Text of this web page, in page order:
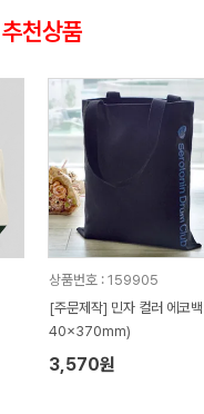
추천상품
상품번호 : 159905
[주문제작] 민자 컬러 에코
40x370mm)
3,570원